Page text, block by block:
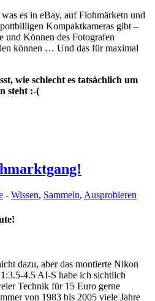
es in eBay, auf Flohmärketn und
Kompaktkameras gibt –
und Können des Fotografen
können … Und das für maximal
wie schlecht es tatsächlich um
steht :-(
- Wissen, Sammeln, Ausprobieren
dazu, aber das montierte Nikon
4.5 AI-S habe ich sichtlich
Technik für 15 Euro gerne
von 1983 bis 2005 viele Jahre